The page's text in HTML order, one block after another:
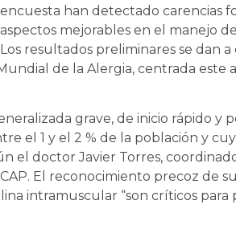
encuesta han detectado carencias
aspectos mejorables en el manejo
Los resultados preliminares se dan
de la Alergia, centrada este
grave, de inicio rápido y
el 1 y el 2 % de la población y
el doctor Javier Torres,
El reconocimiento precoz de
intramuscular “son críticos para